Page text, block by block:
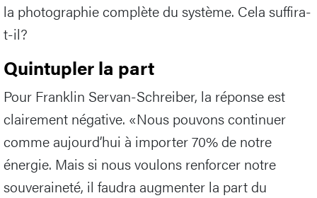
la photographie complète du système. Cela suffira-
t-il?
Quintupler la part
Pour Franklin Servan-Schreiber, la réponse est
clairement négative. «Nous pouvons continuer
comme aujourd’hui à importer 70% de notre
énergie. Mais si nous voulons renforcer notre
souveraineté, il faudra augmenter la part du